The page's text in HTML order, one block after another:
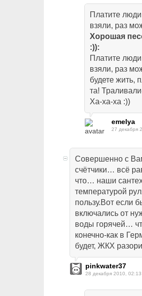
Платите
взяли, раз
Хорошая
:)):
Платите
взяли, раз
будете жить,
та!
Ха-ха-ха :))
emelya
27 декабря
Совершенно с
счётчики… всё
что… наши
температурой
пользу.Вот если
включались от
воды горячей…
конечно-как в
будет, ЖКХ
pinkwater37
28 декабря 2010, 02:13